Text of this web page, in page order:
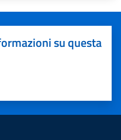
su questa
5